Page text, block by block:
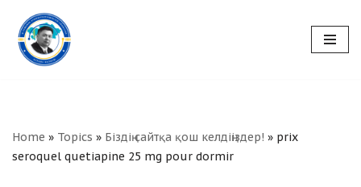
Skip
to
Home » Topics » Біздің сайтқа қош келдіңіздер! » prix
seroquel quetiapine 25 mg pour dormir